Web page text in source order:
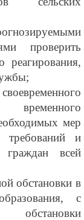
проверить
реагирования,
временного
мер
требований и
граждан всей
обстановки в
с
обстановки